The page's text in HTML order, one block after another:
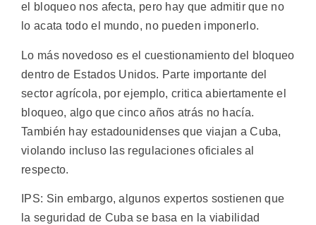
el bloqueo nos afecta, pero hay que admitir que no
lo acata todo el mundo, no pueden imponerlo.
Lo más novedoso es el cuestionamiento del bloqueo
dentro de Estados Unidos. Parte importante del
sector agrícola, por ejemplo, critica abiertamente el
bloqueo, algo que cinco años atrás no hacía.
También hay estadounidenses que viajan a Cuba,
violando incluso las regulaciones oficiales al
respecto.
IPS: Sin embargo, algunos expertos sostienen que
la seguridad de Cuba se basa en la viabilidad